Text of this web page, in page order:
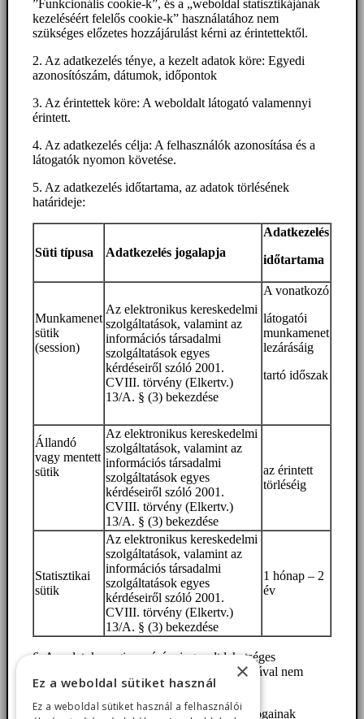
”Funkcionális cookie-k”, és a „weboldal statisztikájának
kezeléséért felelős cookie-k” használatához nem
szükséges előzetes hozzájárulást kérni az érintettektől.
2. Az adatkezelés ténye, a kezelt adatok köre: Egyedi
azonosítószám, dátumok, időpontok
3. Az érintettek köre: A weboldalt látogató valamennyi
érintett.
4. Az adatkezelés célja: A felhasználók azonosítása és a
látogatók nyomon követése.
5. Az adatkezelés időtartama, az adatok törlésének
határideje:
Süti típusa Adatkezelés jogalapja
Adatkezelés
időtartama
Munkamenet
sütik
(session)
Az elektronikus kereskedelmi
szolgáltatások, valamint az
információs társadalmi
szolgáltatások egyes
kérdéseiről szóló 2001.
CVIII. törvény (Elkertv.)
13/A. § (3) bekezdése
A vonatkozó
látogatói
munkamenet
lezárásáig
tartó időszak
Állandó
vagy mentett
sütik
Az elektronikus kereskedelmi
szolgáltatások, valamint az
információs társadalmi
szolgáltatások egyes
kérdéseiről szóló 2001.
CVIII. törvény (Elkertv.)
13/A. § (3) bekezdése
az érintett
törléséig
Statisztikai
sütik
Az elektronikus kereskedelmi
szolgáltatások, valamint az
információs társadalmi
szolgáltatások egyes
kérdéseiről szóló 2001.
CVIII. törvény (Elkertv.)
13/A. § (3) bekezdése
1 hónap – 2
év
6. Az adatok megismerésére jogosult lehetséges
adatkezelők személye: A cookie-k használatával nem
kezel személyes adatokat az adatkezelő.
7. Az érintettek adatkezeléssel kapcsolatos jogainak
×
Ez a weboldal sütiket használ
Ez a weboldal sütiket használ a felhasználói